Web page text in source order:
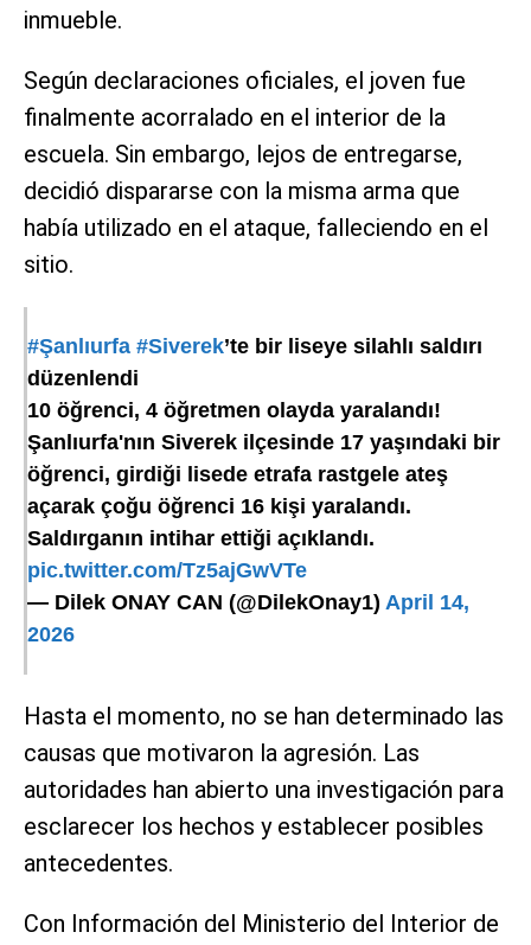
inmueble.
Según declaraciones oficiales, el joven fue
finalmente acorralado en el interior de la
escuela. Sin embargo, lejos de entregarse,
decidió dispararse con la misma arma que
había utilizado en el ataque, falleciendo en el
sitio.
#Şanlıurfa #Siverek’te bir liseye silahlı saldırı
düzenlendi
10 öğrenci, 4 öğretmen olayda yaralandı!
Şanlıurfa'nın Siverek ilçesinde 17 yaşındaki bir
öğrenci, girdiği lisede etrafa rastgele ateş
açarak çoğu öğrenci 16 kişi yaralandı.
Saldırganın intihar ettiği açıklandı.
pic.twitter.com/Tz5ajGwVTe
— Dilek ONAY CAN (@DilekOnay1) April 14,
2026
Hasta el momento, no se han determinado las
causas que motivaron la agresión. Las
autoridades han abierto una investigación para
esclarecer los hechos y establecer posibles
antecedentes.
Con Información del Ministerio del Interior de